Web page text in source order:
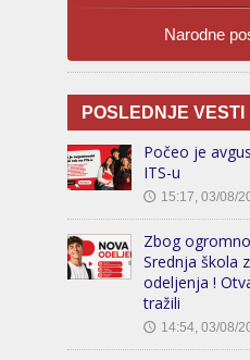
Narodne
POSLEDNJE VESTI
Počeo je
ITS-u
🕔 15:17, 03/08/
Zbog
Srednja škola
odeljenja !
tražili
🕔 14:54, 03/08/